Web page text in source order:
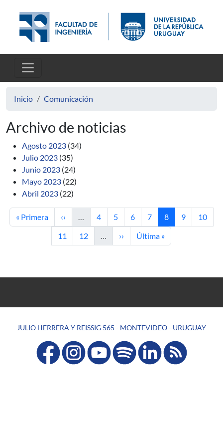
Inicio Comunicación
Archivo de noticias
Agosto 2023 (34)
Julio 2023 (35)
Junio 2023 (24)
Mayo 2023 (22)
Abril 2023 (22)
Primera página
« Primera Página anterior
‹‹ … Página
4 Página
5 Página
6 Página
7 Página actual
8 Página
9 Página
10
Página
11 Página
12 … Siguiente página
›› Última página
Última »
JULIO HERRERA Y REISSIG 565 - MONTEVIDEO - URUGUAY